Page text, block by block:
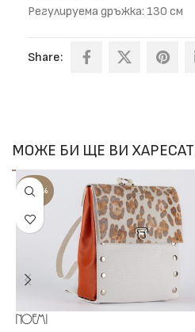
Регулируема дръжка: 130 см
Share:
МОЖЕ БИ ЩЕ ВИ
-100%
Noemi